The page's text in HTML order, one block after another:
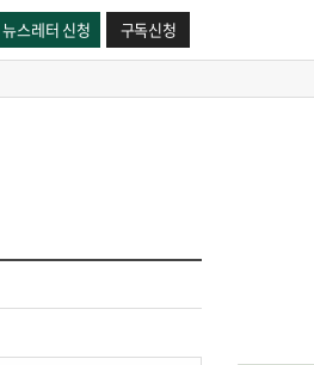
뉴스레터 신청 구독신청